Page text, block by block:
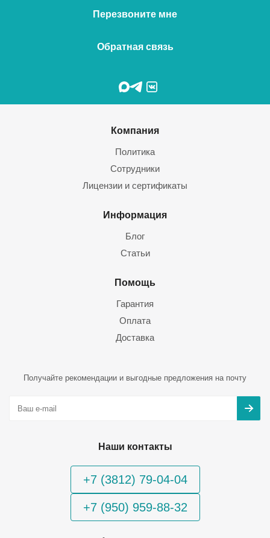
Перезвоните мне
Обратная связь
Компания
Политика
Сотрудники
Лицензии и сертификаты
Информация
Блог
Статьи
Помощь
Гарантия
Оплата
Доставка
Получайте рекомендации и выгодные предложения на почту
Наши контакты
+7 (3812) 79-04-04
+7 (950) 959-88-32